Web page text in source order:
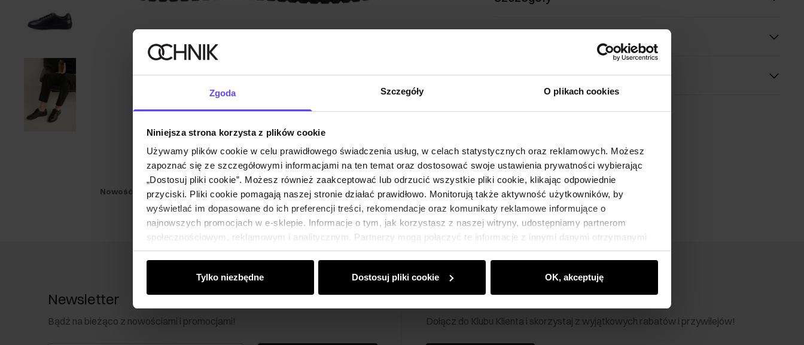
Zgoda Szczegóły O plikach cookies
Niniejsza strona korzysta z plików cookie
Używamy plików cookie w celu prawidłowego świadczenia usług, w celach statystycznych oraz reklamowych. Możesz
zapoznać się ze szczegółowymi informacjami na ten temat oraz dostosować swoje ustawienia prywatności wybierając
„Dostosuj pliki cookie”. Możesz również zaakceptować lub odrzucić wszystkie pliki cookie, klikając odpowiednie
przyciski. Pliki cookie pomagają naszej stronie działać prawidłowo. Monitorują także aktywność użytkowników, by
wyświetlać im dopasowane do ich preferencji treści, rekomendacje oraz komunikaty reklamowe informujące o
najnowszych promocjach w e-sklepie. Informacje o tym, jak korzystasz z naszej witryny, udostępniamy partnerom
społecznościowym, reklamowym i analitycznym. Partnerzy mogą połączyć te informacje z innymi danymi otrzymanymi
od Ciebie lub uzyskanymi podczas korzystania z ich usług.
Tylko niezbędne Dostosuj pliki cookie OK, akceptuję
Nowość NEW20
Opinie
Newsletter
Bądź na bieżąco z nowościami i promocjami!
Klub Klienta Ochnik
Dołącz do Klubu Klienta i skorzystaj z wyjątkowych rabatów i przywilejów!